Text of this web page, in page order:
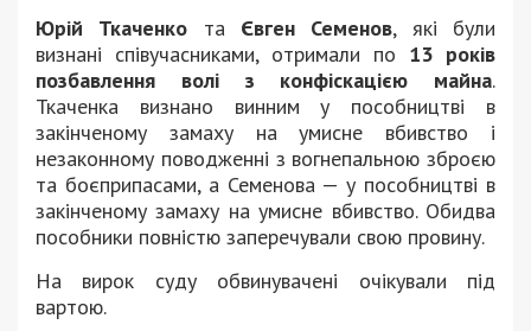
Юрій Ткаченко та Євген Семенов, які були
визнані співучасниками, отримали по 13 років
позбавлення волі з конфіскацією майна.
Ткаченка визнано винним у пособництві в
закінченому замаху на умисне вбивство і
незаконному поводженні з вогнепальною зброєю
та боєприпасами, а Семенова — у пособництві в
закінченому замаху на умисне вбивство. Обидва
пособники повністю заперечували свою провину.
На вирок суду обвинувачені очікували під
вартою.